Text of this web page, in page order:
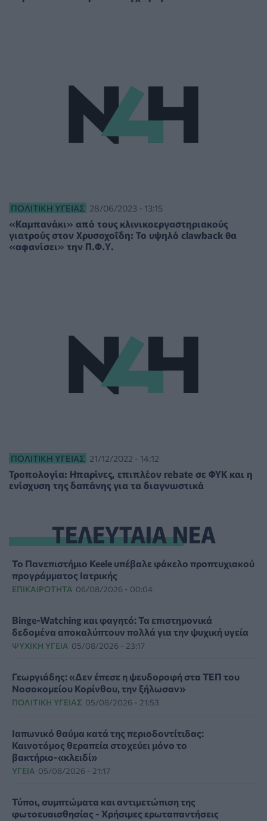
ΠΟΛΙΤΙΚΉ ΥΓΕΊΑΣ 28/06/2023 - 13:15
«Καμπανάκι» από τους κλινικοεργαστηριακούς
γιατρούς στον Χρυσοχοΐδη: Το υψηλό clawback θα
«αφανίσει» την Π.Φ.Υ.
ΠΟΛΙΤΙΚΉ ΥΓΕΊΑΣ 21/12/2022 - 14:12
Τροπολογία: Ηπαρίνες, επιπλέον rebate σε ΦΥΚ και η
ενίσχυση της δαπάνης για τα διαγνωστικά
ΤΕΛΕΥΤΑΙΑ ΝΕΑ
Το Πανεπιστήμιο Keele υπέβαλε φάκελο προπτυχιακού
προγράμματος Ιατρικής
ΕΠΙΚΑΙΡΌΤΗΤΑ 06/08/2026 - 00:04
Binge-Watching και φαγητό: Τα επιστημονικά
δεδομένα αποκαλύπτουν πολλά για την ψυχική υγεία
ΨΥΧΙΚΉ ΥΓΕΊΑ 05/08/2026 - 23:17
Γεωργιάδης: «Δεν έπεσε η ψευδοροφή στα ΤΕΠ του
Νοσοκομείου Κορίνθου, την ξήλωσαν»
ΠΟΛΙΤΙΚΉ ΥΓΕΊΑΣ 05/08/2026 - 21:53
Ιαπωνικό θαύμα κατά της περιοδοντίτιδας:
Καινοτόμος θεραπεία στοχεύει μόνο το
βακτήριο-«κλειδί»
ΥΓΕΊΑ 05/08/2026 - 21:17
Τύποι, συμπτώματα και αντιμετώπιση της
φωτοευαισθησίας - Χρήσιμες ερωταπαντήσεις